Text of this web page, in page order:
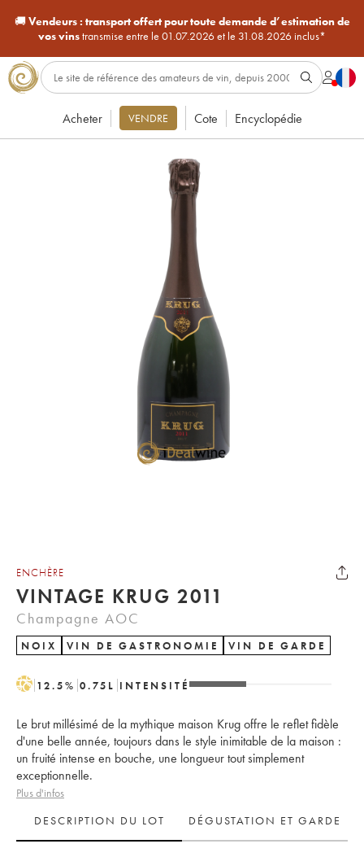
🚚Vendeurs : transport offert pour toute demande d’estimation de
vos vinstransmise entre le 01.07.2026 et le 31.08.2026 inclus*
Acheter VENDRE Cote Encyclopédie
ENCHÈRE
VINTAGE KRUG 2011
Champagne AOC
NOIX VIN DE GASTRONOMIE VIN DE GARDE
H 12.5% 0.75 L INTENSITÉ
Le brut millésimé de la mythique maison Krug offre le reflet fidèle
d'une belle année, toujours dans le style inimitable de la maison :
un fruité intense en bouche, une longueur tout simplement
exceptionnelle.
Plus d'infos
DESCRIPTION DU LOT
DÉGUSTATION ET GARDE